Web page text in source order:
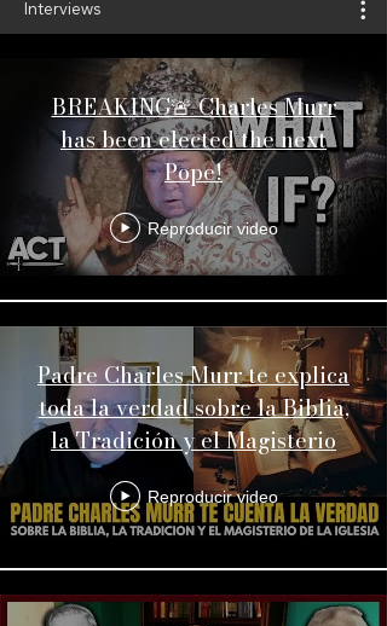
Interviews
BREAKING🚨 Charles Murr
has been elected the next
Pope!
Reproducir video
Padre Charles Murr te explica
toda la verdad sobre la Biblia,
la Tradición y el Magisterio
Reproducir video